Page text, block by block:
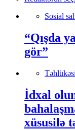
Sosial
“Qışda
gör”
İdxal
xüsusilə